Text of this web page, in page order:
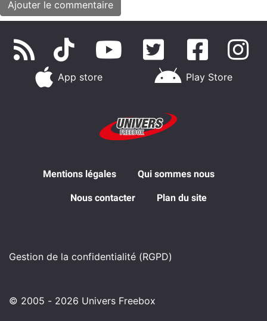
App store Play Store
Mentions légales Qui sommes nous
Nous contacter Plan du site
Gestion de la confidentialité (RGPD)
© 2005 - 2026 Univers Freebox